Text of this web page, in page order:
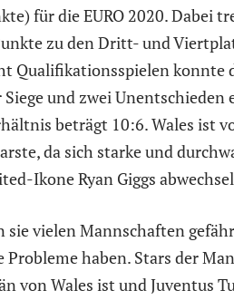
für die EURO 2020. Dabei
zu den Dritt- und
Qualifikationsspielen konnte
und zwei Unentschieden
beträgt 10:6. Wales ist
da sich starke und
Ikone Ryan Giggs
sie vielen Mannschaften
Probleme haben. Stars der
von Wales ist und Juventus